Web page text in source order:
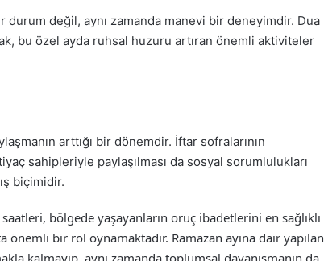
değil, aynı zamanda manevi bir deneyimdir. Dua
bu özel ayda ruhsal huzuru artıran önemli aktiviteler
arttığı bir dönemdir. İftar sofralarının
sahipleriyle paylaşılması da sosyal sorumlulukları
biçimidir.
bölgede yaşayanların oruç ibadetlerini en sağlıklı
bir rol oynamaktadır. Ramazan ayına dair yapılan
kalmayıp, aynı zamanda toplumsal dayanışmanın da